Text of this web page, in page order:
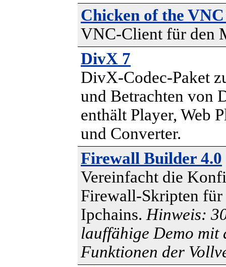
Chicken of the
VNC-Client für den
DivX 7
DivX-Codec-Paket
und Betrachten von
enthält Player, Web
und Converter.
Firewall Builder 4.0
Vereinfacht die
Firewall-Skripten für
Ipchains. Hinweis:
lauffähige Demo mit
Funktionen der